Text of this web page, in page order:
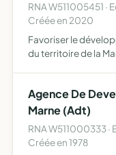
RNA W511005451
Créée en 2020
Favoriser le
du territoire de la
membres une vision
Agence De
Marne (Adt)
RNA W511000333
Créée en 1978